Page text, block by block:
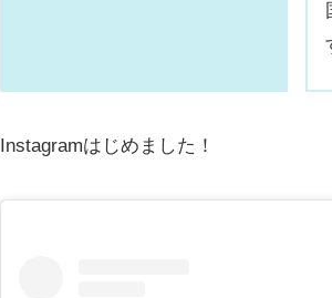
Instagramはじめました！